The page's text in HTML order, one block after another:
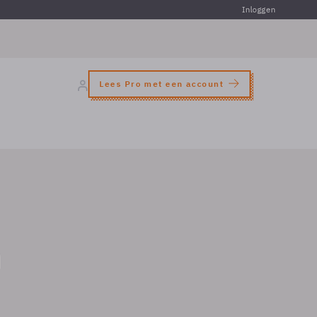
Inloggen
Lees Pro met een account